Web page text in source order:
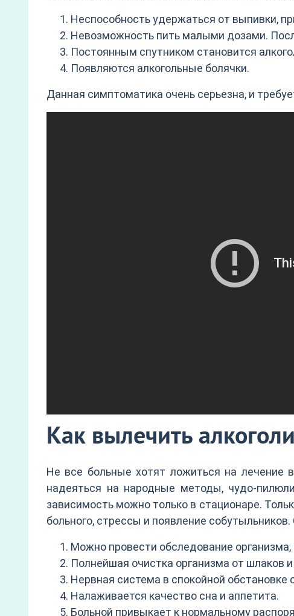
Неспособность удержаться от выпивки,
Невозможность пить малыми дозами.
Постоянным спутником становится
Появляются алкогольные болячки.
Данная симптоматика очень серьезна, и
Как вылечить
Не все больные хотят ложиться на лечение
надеяться на народные методы, чудо-
зависимость можно только в стационаре.
больного, стрессы и появление
Можно провести обследование
Полнейшая очистка организма от шлаков
Нервная система в спокойной обстановке
Налаживается качество сна и аппетита.
Больной привыкает к нормальному